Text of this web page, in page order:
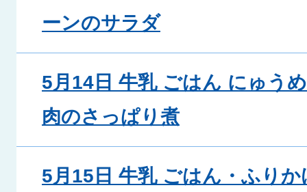
ーンのサラダ
5月14日 牛乳 ごはん にゅう
肉のさっぱり煮
5月15日 牛乳 ごはん・ふり